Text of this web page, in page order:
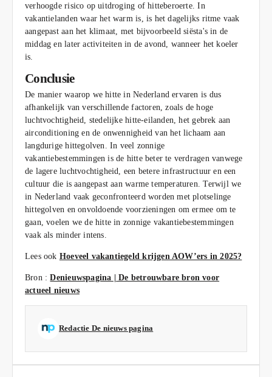
verhoogde risico op uitdroging of hitteberoerte. In
vakantielanden waar het warm is, is het dagelijks ritme vaak
aangepast aan het klimaat, met bijvoorbeeld siësta's in de
middag en later activiteiten in de avond, wanneer het koeler
is.
Conclusie
De manier waarop we hitte in Nederland ervaren is dus
afhankelijk van verschillende factoren, zoals de hoge
luchtvochtigheid, stedelijke hitte-eilanden, het gebrek aan
airconditioning en de onwennigheid van het lichaam aan
langdurige hittegolven. In veel zonnige
vakantiebestemmingen is de hitte beter te verdragen vanwege
de lagere luchtvochtigheid, een betere infrastructuur en een
cultuur die is aangepast aan warme temperaturen. Terwijl we
in Nederland vaak geconfronteerd worden met plotselinge
hittegolven en onvoldoende voorzieningen om ermee om te
gaan, voelen we de hitte in zonnige vakantiebestemmingen
vaak als minder intens.
Lees ook Hoeveel vakantiegeld krijgen AOW’ers in 2025?
Bron :Denieuwspagina | De betrouwbare bron voor
actueel nieuws
Redactie De nieuws pagina